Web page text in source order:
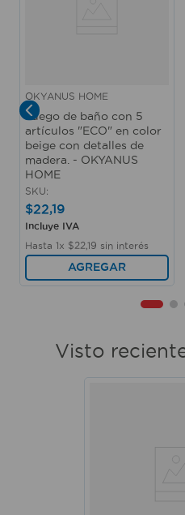
OKYANUS HOME
Juego de baño con 5
artículos "ECO" en color
beige con detalles de
madera. - OKYANUS
HOME
SKU:
$22,19
Incluye IVA
Hasta 1x $2219 sin interés
AGREGAR
Visto